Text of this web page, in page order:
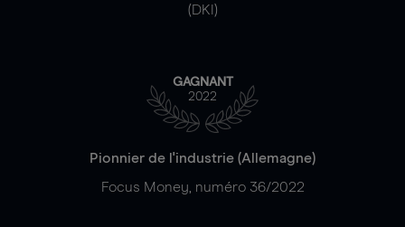
(DKI)
GAGNANT
2022
Pionnier de l'industrie (Allemagne)
Focus Money, numéro 36/2022